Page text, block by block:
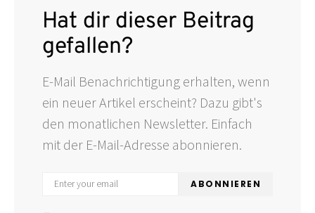
Hat dir dieser Beitrag
gefallen?
E-Mail Benachrichtigung erhalten, wenn
ein neuer Artikel erscheint? Dazu gibt's
den monatlichen Newsletter. Einfach
mit der E-Mail-Adresse abonnieren.
ABONNIEREN